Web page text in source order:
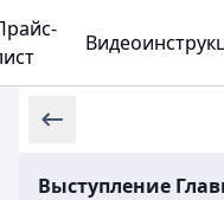
Выступление